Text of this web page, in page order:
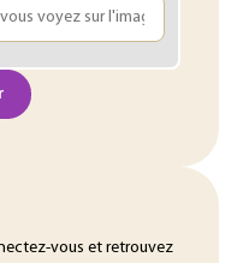
vous et retrouvez